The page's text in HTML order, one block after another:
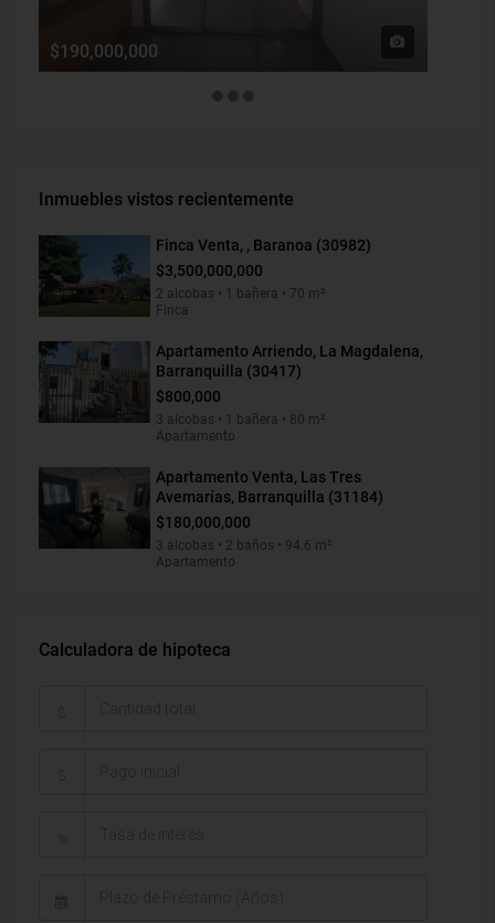
$190,000,000
Inmuebles vistos recientemente
Finca Venta, , Baranoa (30982)
$3,500,000,000
2 alcobas • 1 bañera • 70 m²
Finca
Apartamento Arriendo, La Magdalena,
Barranquilla (30417)
$800,000
3 alcobas • 1 bañera • 80 m²
Apartamento
Apartamento Venta, Las Tres
Avemarías, Barranquilla (31184)
$180,000,000
3 alcobas • 2 baños • 94.6 m²
Apartamento
Calculadora de hipoteca